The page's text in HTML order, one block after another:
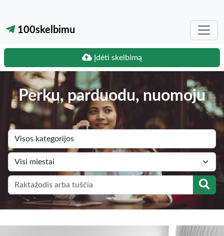
100skelbimu
Įdėti skelbimą
Perku, parduodu, nuomoju